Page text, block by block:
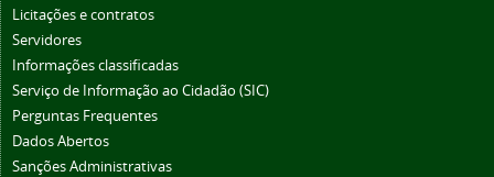
Licitações e contratos
Servidores
Informações classificadas
Serviço de Informação ao Cidadão (SIC)
Perguntas Frequentes
Dados Abertos
Sanções Administrativas